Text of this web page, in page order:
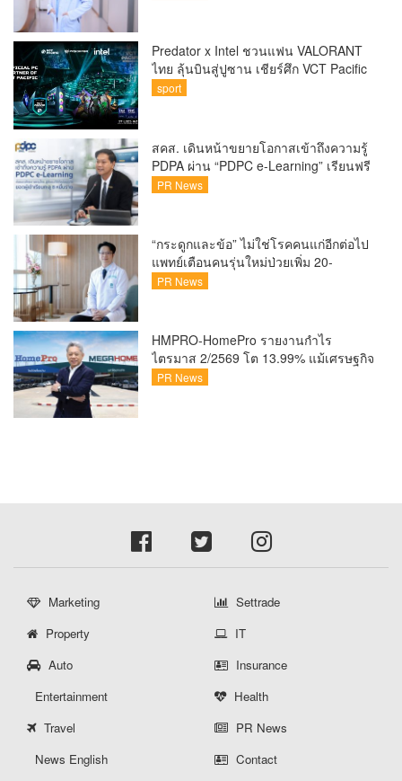
Predator x Intel ชวนแฟน VALORANT
ไทย ลุ้นบินสู่ปูซาน เชียร์ศึก VCT Pacific
Finals Busan ประเทศเกาหลีใต้ Predator
สุดพิเศษตลอดทัวร์นาเมนต์
sport
สคส. เดินหน้าขยายโอกาสเข้าถึงความรู้
PDPA ผ่าน “PDPC e-Learning” เรียนฟรี
ทุกที่ ทุกเวลา พร้อมประกาศนียบัตร ต่อย
แล้ว
PR News
“กระดูกและข้อ” ไม่ใช่โรคคนแก่อีกต่อไป
แพทย์เตือนคนรุ่นใหม่ป่วยเพิ่ม 20-
30% เสี่ยง ‘ข้อเข่าเสื่อมก่อนวัย’ จาก
PR News
HMPRO-HomePro รายงานกำไร
ไตรมาส 2/2569 โต 13.99% แม้เศรษฐกิจ
ผันผวนเดินหน้าขยายสาขา เสริมพอร์ต
PR News
Marketing
Settrade
Property
IT
Auto
Insurance
Entertainment
Health
Travel
PR News
News English
Contact